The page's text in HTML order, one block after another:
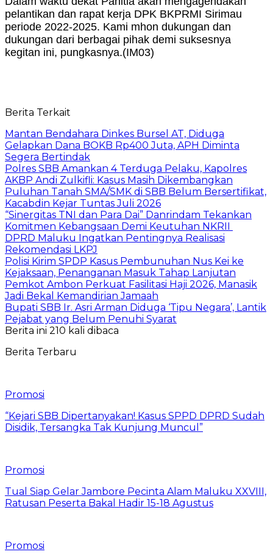
pelantikan dan rapat kerja DPK BKPRMI Sirimau
periode 2022-2025. Kami mhon dukungan dan
dukungan dari berbagai pihak demi suksesnya
kegitan ini, pungkasnya.(IM03)
Berita Terkait
Mantan Bendahara Dinkes Bursel AT, Diduga
Gelapkan Dana BOKB Rp400 Juta, APH Diminta
Segera Bertindak
Polres SBB Amankan 4 Terduga Pelaku, Kapolres
AKBP Andi Zulkifli: Kasus Masih Dikembangkan
Puluhan Tanah SMA/SMK di SBB Belum Bersertifikat,
Kacabdin Kejar Tuntas Juli 2026
“Sinergitas TNI dan Para Dai” Danrindam Tekankan
Komitmen Kebangsaan Demi Keutuhan NKRII ‎
DPRD Maluku Ingatkan Pentingnya Realisasi
Rekomendasi LKPJ
Polisi Kirim SPDP Kasus Pembunuhan Nus Kei ke
Kejaksaan, Penanganan Masuk Tahap Lanjutan
Pemkot Ambon Perkuat Fasilitasi Haji 2026, Manasik
Jadi Bekal Kemandirian Jamaah
Bupati SBB Ir. Asri Arman Diduga ‘Tipu Negara’, Lantik
Pejabat yang Belum Penuhi Syarat
Berita ini 210 kali dibaca
Berita Terbaru
Promosi
“Kejari SBB Dipertanyakan! Kasus SPPD DPRD Sudah
Disidik, Tersangka Tak Kunjung Muncul”
Promosi
Tual Siap Gelar Jambore Pecinta Alam Maluku XXVIII,
Ratusan Peserta Bakal Hadir 15-18 Agustus
Promosi